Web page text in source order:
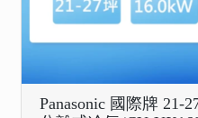
Panasonic 國際牌 21-